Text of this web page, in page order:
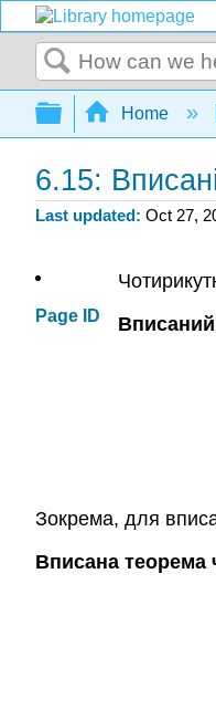
Search
Expand/
Home
6.15:
Last updated Oct 27,
Page ID
Вписаний
Зокрема, для
Вписана теорема